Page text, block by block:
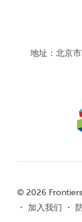
地址：北京
© 2026
・ 加入我们 ・